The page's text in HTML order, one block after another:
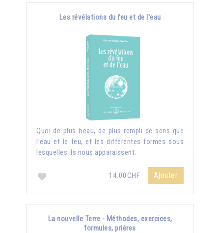
Les révélations du feu et de l'eau
Quoi de plus beau, de plus rempli de sens que
l’eau et le feu, et les différentes formes sous
lesquelles ils nous apparaissent.
14.00CHF Ajouter
La nouvelle Terre - Méthodes, exercices,
formules, prières